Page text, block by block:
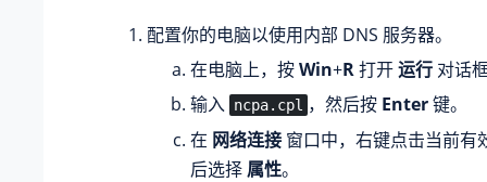
配置你的电脑以使用内部 DNS 服务器。
在电脑上，按Win+R打开运行 对话
输入 ncpa.cpl ，然后按 Enter键。
在 网络连接 窗口中，右键点击当前有
后选择 属性。